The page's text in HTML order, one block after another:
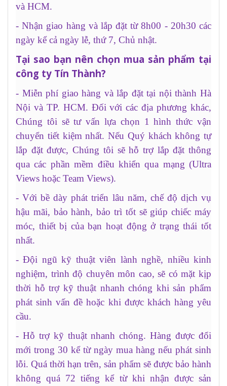
và HCM.
- Nhận giao hàng và lắp đặt từ 8h00 - 20h30 các
ngày kể cả ngày lễ, thứ 7, Chủ nhật.
Tại sao bạn nên chọn mua sản phẩm tại
công ty Tín Thành?
- Miễn phí giao hàng và lắp đặt tại nội thành Hà
Nội và TP. HCM. Đối với các địa phương khác,
Chúng tôi sẽ tư vấn lựa chọn 1 hình thức vận
chuyển tiết kiệm nhất. Nếu Quý khách không tự
lắp đặt được, Chúng tôi sẽ hỗ trợ lắp đặt thông
qua các phần mềm điều khiển qua mạng (Ultra
Views hoặc Team Views).
- Với bề dày phát triển lâu năm, chế độ dịch vụ
hậu mãi, bảo hành, bảo trì tốt sẽ giúp chiếc máy
móc, thiết bị của bạn hoạt động ở trạng thái tốt
nhất.
- Đội ngũ kỹ thuật viên lành nghề, nhiều kinh
nghiệm, trình độ chuyên môn cao, sẽ có mặt kịp
thời hỗ trợ kỹ thuật nhanh chóng khi sản phẩm
phát sinh vấn đề hoặc khi được khách hàng yêu
cầu.
- Hỗ trợ kỹ thuật nhanh chóng. Hàng được đổi
mới trong 30 kể từ ngày mua hàng nếu phát sinh
lỗi. Quá thời hạn trên, sản phẩm sẽ được bảo hành
không quá 72 tiếng kể từ khi nhận được sản